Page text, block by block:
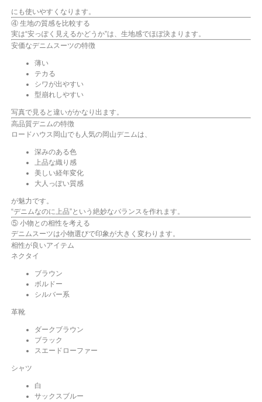
にも使いやすくなります。
④ 生地の質感を比較する
実は“安っぽく見えるかどうか”は、生地感でほぼ決まります。
安価なデニムスーツの特徴
薄い
テカる
シワが出やすい
型崩れしやすい
写真で見ると違いがかなり出ます。
高品質デニムの特徴
ロードハウス岡山でも人気の岡山デニムは、
深みのある色
上品な織り感
美しい経年変化
大人っぽい質感
が魅力です。
“デニムなのに上品”という絶妙なバランスを作れます。
⑤ 小物との相性を考える
デニムスーツは小物選びで印象が大きく変わります。
相性が良いアイテム
ネクタイ
ブラウン
ボルドー
シルバー系
革靴
ダークブラウン
ブラック
スエードローファー
シャツ
白
サックスブルー